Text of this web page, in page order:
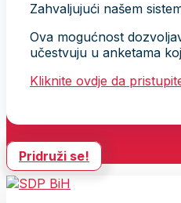
Zahvaljujući našem
Ova mogućnost
učestvuju u anketama
Kliknite ovdje da
Pridruži se!